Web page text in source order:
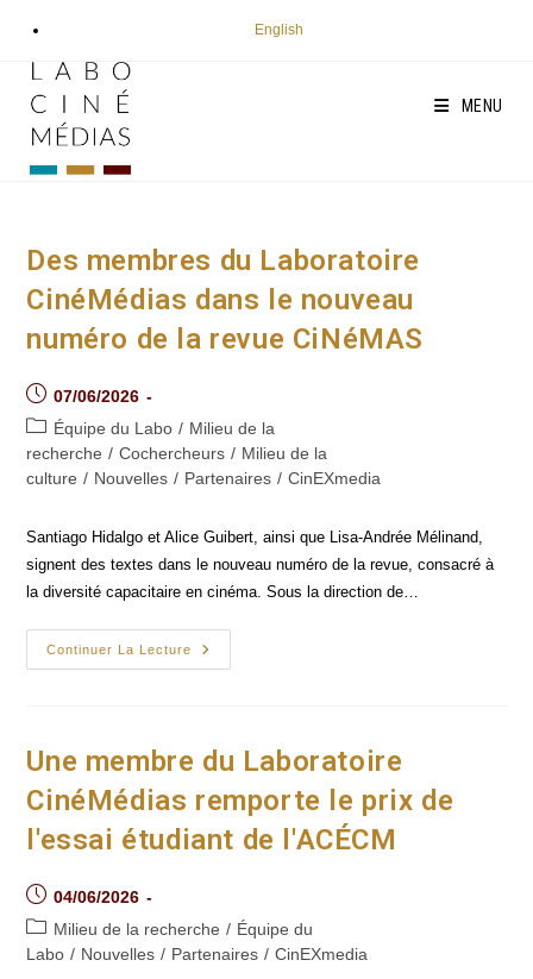
contenu
English
MENU
Des membres du Laboratoire
CinéMédias dans le nouveau
numéro de la revue CiNéMAS
Post
published:
07/06/2026
Post
category:
Équipe du Labo / Milieu de la
recherche / Cochercheurs / Milieu de la
culture / Nouvelles / Partenaires / CinEXmedia
Santiago Hidalgo et Alice Guibert, ainsi que Lisa-Andrée Mélinand,
signent des textes dans le nouveau numéro de la revue, consacré à
la diversité capacitaire en cinéma. Sous la direction de…
Continuer La Lecture
Des
Membres
Nouveau
De
La
Revue
CiNéMAS
Une membre du Laboratoire
CinéMédias remporte le prix de
l'essai étudiant de l'ACÉCM
Post
published:
04/06/2026
Post
category:
Milieu de la recherche / Équipe du
Labo / Nouvelles / Partenaires / CinEXmedia